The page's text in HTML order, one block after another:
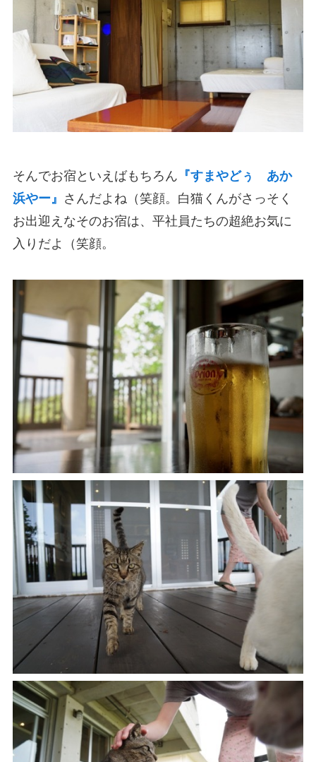
そんでお宿といえばもちろん 『すまやどぅ あか
浜やー』 さんだよね（笑顔。白猫くんがさっそく
お出迎えなそのお宿は、平社員たちの超絶お気に
入りだよ（笑顔。